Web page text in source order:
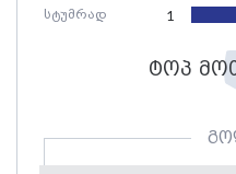
სტუმრად 1
ტოპ